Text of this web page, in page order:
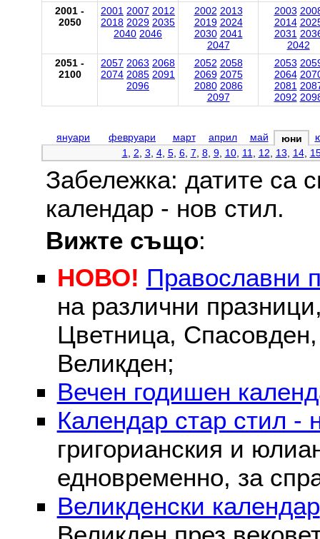
2001 -
2050
2001 2007 2012
2018 2029 2035
2040 2046
2002 2013
2019 2024
2030 2041
2047
2003
2014
2031
2042
2051 -
2100
2057 2063 2068
2074 2085 2091
2096
2052 2058
2069 2075
2080 2086
2097
2053
2064
2081
2092
януари февруари март април май юни
1
2 3 4, 5, 6, 7 8, 9, 10, 11 12 13 14,
Забележка: датите са
календар - нов стил.
Вижте също:
НОВО! Православни
на различни
Цветница, Спасовден,
Великден;
Вечен годишен
Календар стар стил -
григорианския и
едновременно, за
Великденски календар